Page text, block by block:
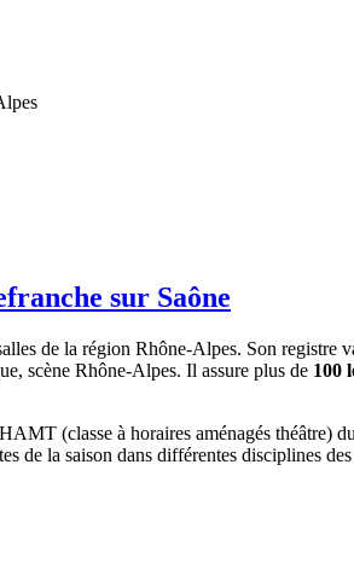
sur Saône
de la région Rhône-Alpes. Son registre
scène Rhône-Alpes. Il assure plus de 100
(classe à horaires aménagés
de la saison dans différentes disciplines